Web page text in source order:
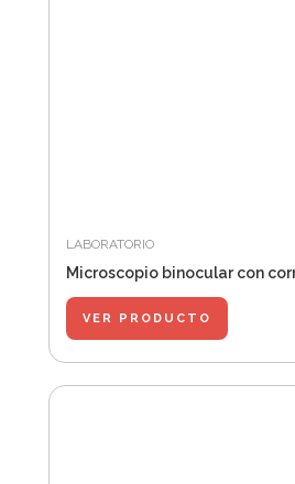
LABORATORIO
Microscopio binocular con
VER PRODUCTO